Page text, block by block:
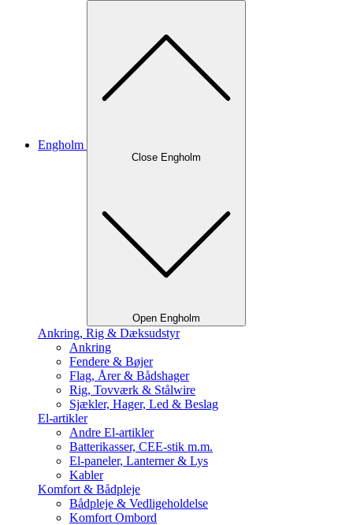
Engholm
Close Engholm
Open Engholm
Ankring, Rig & Dæksudstyr
Ankring
Fendere & Bøjer
Flag, Årer & Bådshager
Rig, Tovværk & Stålwire
Sjækler, Hager, Led & Beslag
El-artikler
Andre El-artikler
Batterikasser, CEE-stik m.m.
El-paneler, Lanterner & Lys
Kabler
Komfort & Bådpleje
Bådpleje & Vedligeholdelse
Komfort Ombord